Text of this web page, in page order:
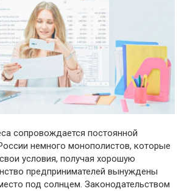
сопровождается постоянной
немного монополистов, которые
условия, получая хорошую
предпринимателей вынуждены
под солнцем. Законодательством